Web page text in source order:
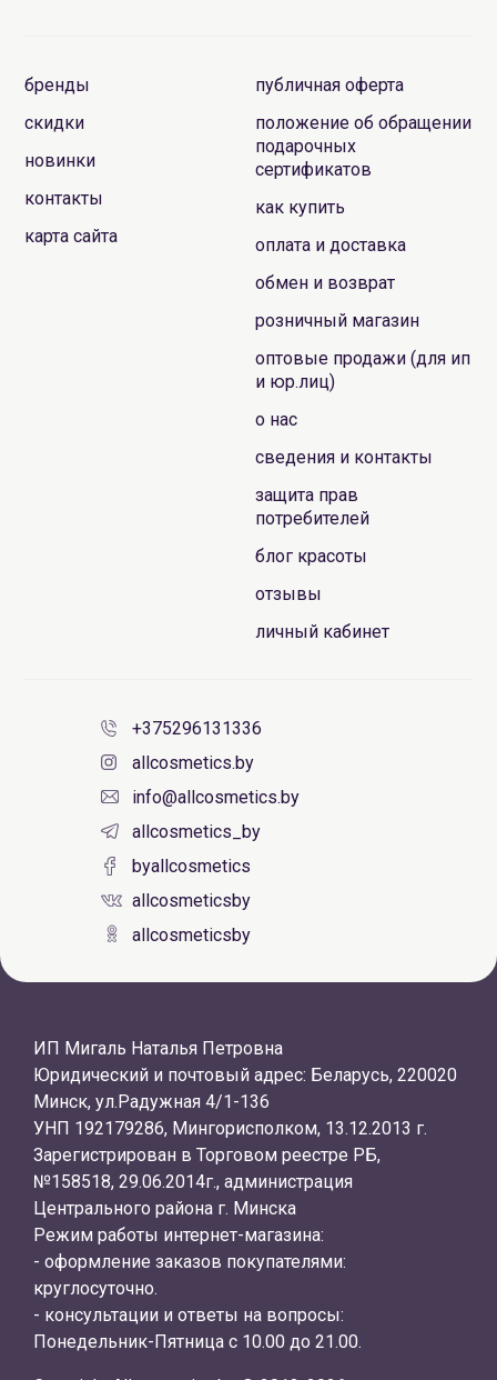
бренды
скидки
новинки
контакты
карта сайта
публичная оферта
положение об обращении
подарочных
сертификатов
как купить
оплата и доставка
обмен и возврат
розничный магазин
оптовые продажи (для ип
и юр.лиц)
о нас
сведения и контакты
защита прав
потребителей
блог красоты
отзывы
личный кабинет
+375296131336
allcosmetics.by
info@allcosmetics.by
allcosmetics_by
byallcosmetics
allcosmeticsby
allcosmeticsby
ИП Мигаль Наталья Петровна
Юридический и почтовый адрес: Беларусь, 220020
Минск, ул.Радужная 4/1-136
УНП 192179286, Мингорисполком, 13.12.2013 г.
Зарегистрирован в Торговом реестре РБ,
№158518, 29.06.2014г., администрация
Центрального района г. Минска
Режим работы интернет-магазина:
- оформление заказов покупателями:
круглосуточно.
- консультации и ответы на вопросы:
Понедельник-Пятница с 10.00 до 21.00.